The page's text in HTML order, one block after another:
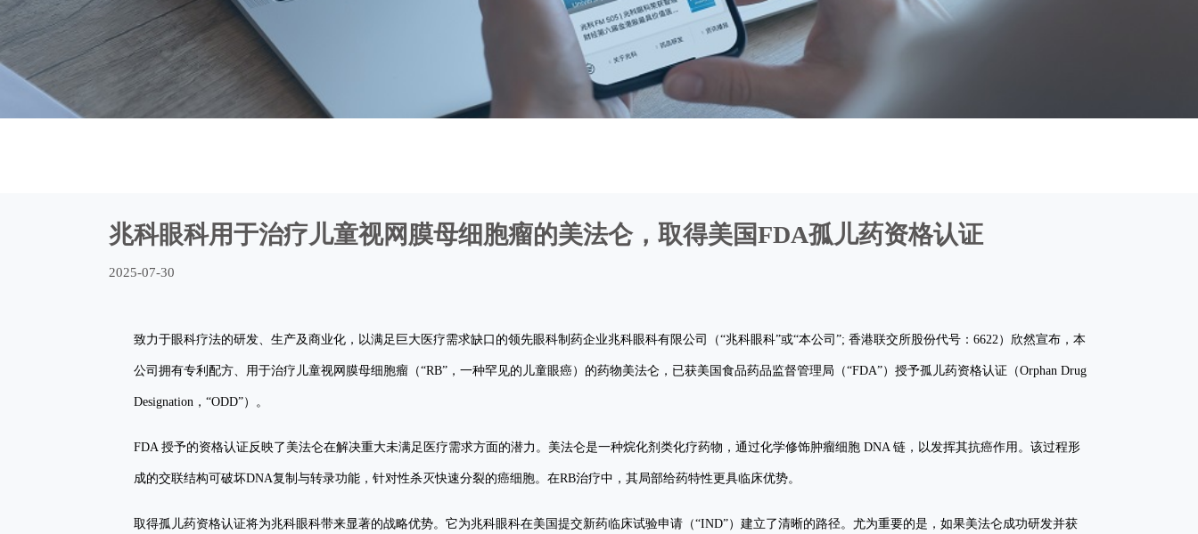
兆科眼科用于治疗儿童视网膜母细胞瘤的美法仑，取得美国FDA孤儿药资格认证
2025-07-30
致力于眼科疗法的研发、生产及商业化，以满足巨大医疗需求缺口的领先眼科制药企业兆科眼科有限公司（“兆科眼科”或“本公司”; 香港联交所股份代号：6622）欣然宣布，本
公司拥有专利配方、用于治疗儿童视网膜母细胞瘤（“RB”，一种罕见的儿童眼癌）的药物美法仑，已获美国食品药品监督管理局（“FDA”）授予孤儿药资格认证（Orphan Drug
Designation，“ODD”）。
FDA 授予的资格认证反映了美法仑在解决重大未满足医疗需求方面的潜力。美法仑是一种烷化剂类化疗药物，通过化学修饰肿瘤细胞 DNA 链，以发挥其抗癌作用。该过程形
成的交联结构可破坏DNA复制与转录功能，针对性杀灭快速分裂的癌细胞。在RB治疗中，其局部给药特性更具临床优势。
取得孤儿药资格认证将为兆科眼科带来显著的战略优势。它为兆科眼科在美国提交新药临床试验申请（“IND”）建立了清晰的路径。尤为重要的是，如果美法仑成功研发并获